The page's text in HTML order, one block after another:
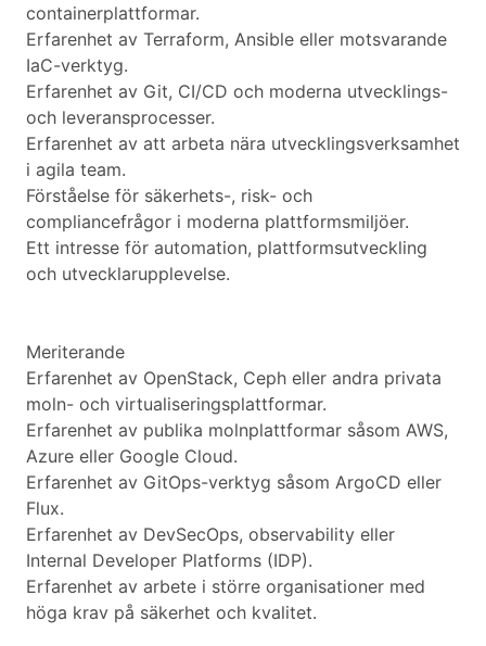
containerplattformar.
Erfarenhet av Terraform, Ansible eller motsvarande
IaC-verktyg.
Erfarenhet av Git, CI/CD och moderna utvecklings-
och leveransprocesser.
Erfarenhet av att arbeta nära utvecklingsverksamhet
i agila team.
Förståelse för säkerhets-, risk- och
compliancefrågor i moderna plattformsmiljöer.
Ett intresse för automation, plattformsutveckling
och utvecklarupplevelse.
Meriterande
Erfarenhet av OpenStack, Ceph eller andra privata
moln- och virtualiseringsplattformar.
Erfarenhet av publika molnplattformar såsom AWS,
Azure eller Google Cloud.
Erfarenhet av GitOps-verktyg såsom ArgoCD eller
Flux.
Erfarenhet av DevSecOps, observability eller
Internal Developer Platforms (IDP).
Erfarenhet av arbete i större organisationer med
höga krav på säkerhet och kvalitet.